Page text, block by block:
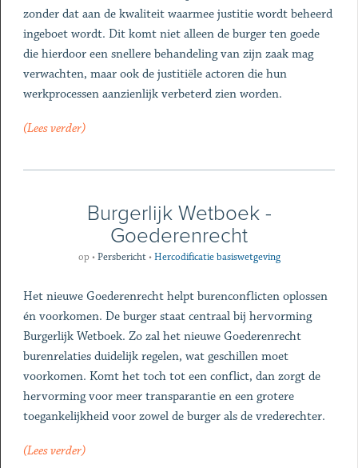
zonder dat aan de kwaliteit waarmee justitie wordt beheerd
ingeboet wordt. Dit komt niet alleen de burger ten goede
die hierdoor een snellere behandeling van zijn zaak mag
verwachten, maar ook de justitiële actoren die hun
werkprocessen aanzienlijk verbeterd zien worden.
(Lees verder)
Burgerlijk Wetboek -
Goederenrecht
op •Persbericht •Hercodificatie basiswetgeving
Het nieuwe Goederenrecht helpt burenconflicten oplossen
én voorkomen. De burger staat centraal bij hervorming
Burgerlijk Wetboek. Zo zal het nieuwe Goederenrecht
burenrelaties duidelijk regelen, wat geschillen moet
voorkomen. Komt het toch tot een conflict, dan zorgt de
hervorming voor meer transparantie en een grotere
toegankelijkheid voor zowel de burger als de vrederechter.
(Lees verder)